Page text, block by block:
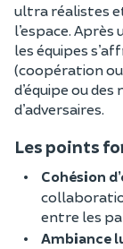
ultra réalistes
l’espace.
les équipes
(coopération
d’équipe ou
d’adversaires.
Les points
Cohésion
entre les
Ambiance